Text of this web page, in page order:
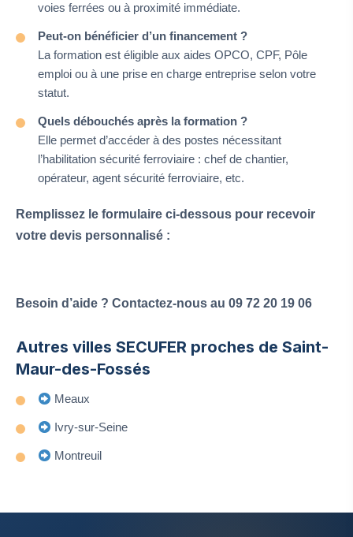
voies ferrées ou à proximité immédiate.
Peut-on bénéficier d’un financement ?
La formation est éligible aux aides OPCO, CPF, Pôle
emploi ou à une prise en charge entreprise selon votre
statut.
Quels débouchés après la formation ?
Elle permet d’accéder à des postes nécessitant
l’habilitation sécurité ferroviaire : chef de chantier,
opérateur, agent sécurité ferroviaire, etc.
Remplissez le formulaire ci-dessous pour recevoir
votre devis personnalisé :
Besoin d’aide ? Contactez-nous au 09 72 20 19 06
Autres villes SECUFER proches de Saint-
Maur-des-Fossés
Meaux
Ivry-sur-Seine
Montreuil